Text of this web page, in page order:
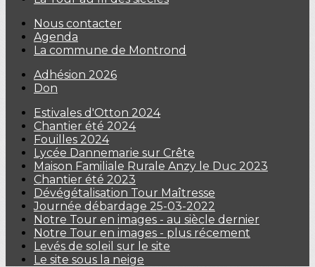
Nous contacter
Agenda
La commune de Montrond
Adhésion 2026
Don
Estivales d'Otton 2024
Chantier été 2024
Fouilles 2024
Lycée Dannemarie sur Crête
Maison Familiale Rurale Anzy le Duc 2023
Chantier été 2023
Dévégétalisation Tour Maîtresse
Journée débardage 25-03-2022
Notre Tour en images - au siècle dernier
Notre Tour en images - plus récement
Levés de soleil sur le site
Le site sous la neige